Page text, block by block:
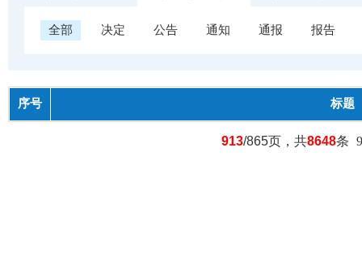
全部 决定 公告 通知 通报 报告
序号 标题
913/865页，共8648条 9